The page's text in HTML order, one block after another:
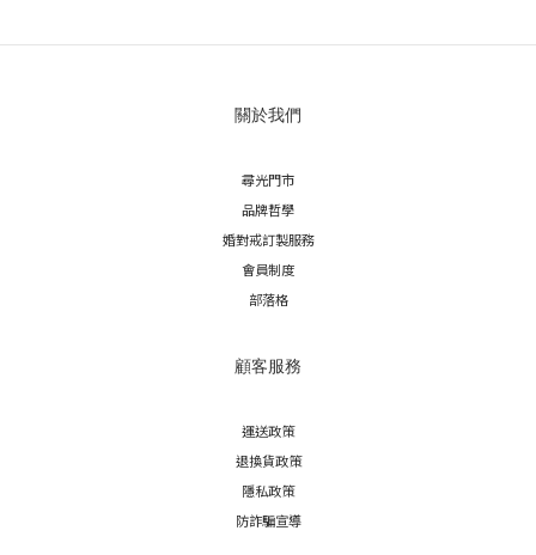
關於我們
尋光門市
品牌哲學
婚對戒訂製服務
會員制度
部落格
顧客服務
運送政策
退換貨政策
隱私政策
防詐騙宣導